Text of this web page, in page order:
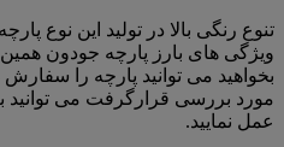
تنوع رنگی بالا در تولید این نوع
ویژگی های بارز پارچه جودون
بخواهید می توانید پارچه را
مورد بررسی قرارگرفت می توانید
عمل نمایید.